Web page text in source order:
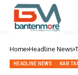
Home Headline News
HEADLINE NEWS KAB